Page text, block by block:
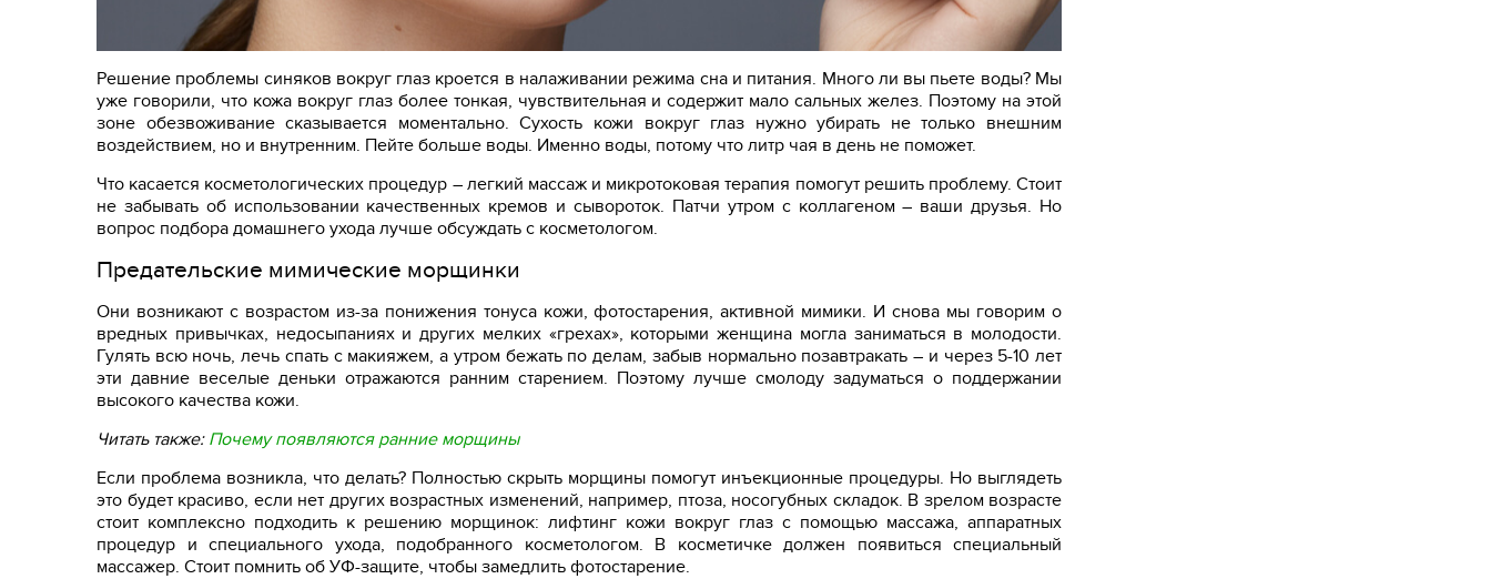
Решение проблемы синяков вокруг глаз кроется в налаживании режима сна и питания. Много ли вы пьете воды? Мы
уже говорили, что кожа вокруг глаз более тонкая, чувствительная и содержит мало сальных желез. Поэтому на этой
зоне обезвоживание сказывается моментально. Сухость кожи вокруг глаз нужно убирать не только внешним
воздействием, но и внутренним. Пейте больше воды. Именно воды, потому что литр чая в день не поможет.
Что касается косметологических процедур – легкий массаж и микротоковая терапия помогут решить проблему. Стоит
не забывать об использовании качественных кремов и сывороток. Патчи утром с коллагеном – ваши друзья. Но
вопрос подбора домашнего ухода лучше обсуждать с косметологом.
Предательские мимические морщинки
Они возникают с возрастом из-за понижения тонуса кожи, фотостарения, активной мимики. И снова мы говорим о
вредных привычках, недосыпаниях и других мелких «грехах», которыми женщина могла заниматься в молодости.
Гулять всю ночь, лечь спать с макияжем, а утром бежать по делам, забыв нормально позавтракать – и через 5-10 лет
эти давние веселые деньки отражаются ранним старением. Поэтому лучше смолоду задуматься о поддержании
высокого качества кожи.
Читать также: Почему появляются ранние морщины
Если проблема возникла, что делать? Полностью скрыть морщины помогут инъекционные процедуры. Но выглядеть
это будет красиво, если нет других возрастных изменений, например, птоза, носогубных складок. В зрелом возрасте
стоит комплексно подходить к решению морщинок: лифтинг кожи вокруг глаз с помощью массажа, аппаратных
процедур и специального ухода, подобранного косметологом. В косметичке должен появиться специальный
массажер. Стоит помнить об УФ-защите, чтобы замедлить фотостарение.